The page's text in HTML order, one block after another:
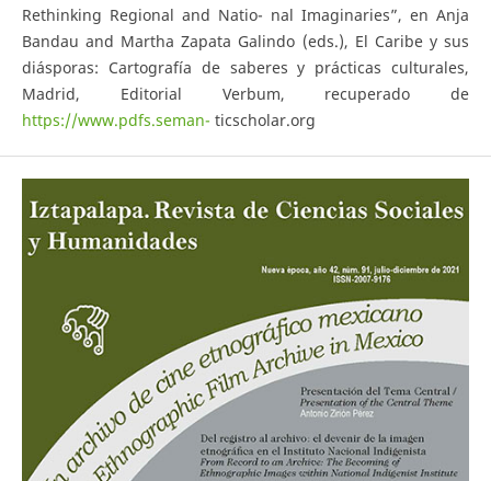
Rethinking Regional and Natio- nal Imaginaries”, en Anja
Bandau and Martha Zapata Galindo (eds.), El Caribe y sus
diásporas: Cartografía de saberes y prácticas culturales,
Madrid, Editorial Verbum, recuperado de
https://www.pdfs.seman- ticscholar.org